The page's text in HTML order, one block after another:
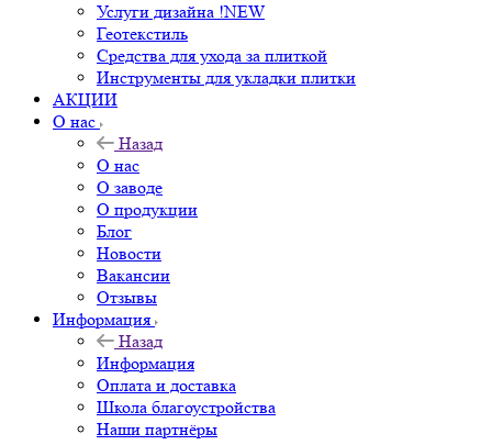
Услуги дизайна !NEW
Геотекстиль
Средства для ухода за плиткой
Инструменты для укладки плитки
АКЦИИ
О нас
Назад
О нас
О заводе
О продукции
Блог
Новости
Вакансии
Отзывы
Информация
Назад
Информация
Оплата и доставка
Школа благоустройства
Наши партнёры